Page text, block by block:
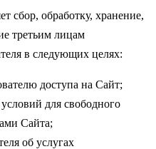
сбор, обработку, хранение,
третьим лицам
в следующих целях:
доступа на Сайт;
для свободного
Сайта;
об услугах